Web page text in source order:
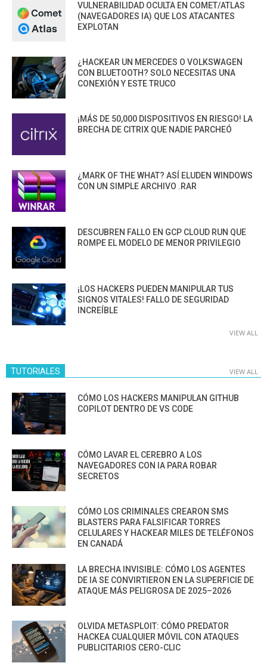
VULNERABILIDAD OCULTA EN COMET/ATLAS
(NAVEGADORES IA) QUE LOS ATACANTES
EXPLOTAN
¿HACKEAR UN MERCEDES O VOLKSWAGEN
CON BLUETOOTH? SOLO NECESITAS UNA
CONEXIÓN Y ESTE TRUCO
¡MÁS DE 50,000 DISPOSITIVOS EN RIESGO! LA
BRECHA DE CITRIX QUE NADIE PARCHEÓ
¿MARK OF THE WHAT? ASÍ ELUDEN WINDOWS
CON UN SIMPLE ARCHIVO .RAR
DESCUBREN FALLO EN GCP CLOUD RUN QUE
ROMPE EL MODELO DE MENOR PRIVILEGIO
¡LOS HACKERS PUEDEN MANIPULAR TUS
SIGNOS VITALES! FALLO DE SEGURIDAD
INCREÍBLE
VIEW ALL
TUTORIALES VIEW ALL
CÓMO LOS HACKERS MANIPULAN GITHUB
COPILOT DENTRO DE VS CODE
CÓMO LAVAR EL CEREBRO A LOS
NAVEGADORES CON IA PARA ROBAR
SECRETOS
CÓMO LOS CRIMINALES CREARON SMS
BLASTERS PARA FALSIFICAR TORRES
CELULARES Y HACKEAR MILES DE TELÉFONOS
EN CANADÁ
LA BRECHA INVISIBLE: CÓMO LOS AGENTES
DE IA SE CONVIRTIERON EN LA SUPERFICIE DE
ATAQUE MÁS PELIGROSA DE 2025–2026
OLVIDA METASPLOIT: CÓMO PREDATOR
HACKEA CUALQUIER MÓVIL CON ATAQUES
PUBLICITARIOS CERO-CLIC